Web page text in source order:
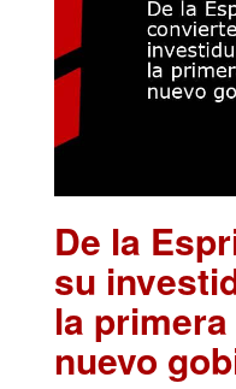
De la
su
la
nuevo